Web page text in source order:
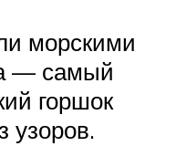
морскими
— самый
горшок
узоров.